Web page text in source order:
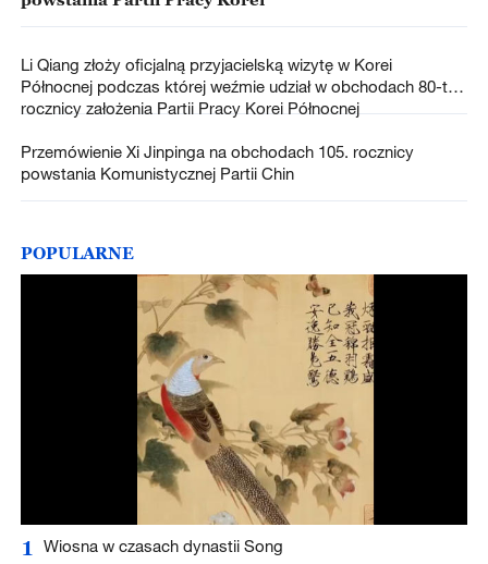
Li Qiang złoży oficjalną przyjacielską wizytę w Korei
Północnej podczas której weźmie udział w obchodach 80-tej
rocznicy założenia Partii Pracy Korei Północnej
Przemówienie Xi Jinpinga na obchodach 105. rocznicy
powstania Komunistycznej Partii Chin
POPULARNE
1 Wiosna w czasach dynastii Song